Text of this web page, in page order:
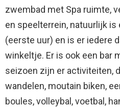
zwembad met Spa ruimte,
en speelterrein, natuurlijk
(eerste uur) en is er iedere
winkeltje. Er is ook een bar
seizoen zijn er activiteiten,
wandelen, moutain biken,
boules, volleybal, voetbal,